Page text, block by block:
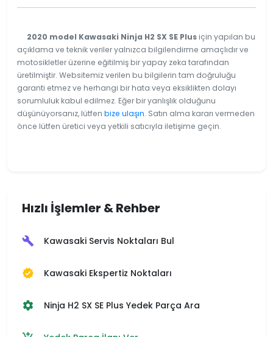
2020 model Kawasaki Ninja H2 SX SE Plus için yapılan bu
açıklama ve teknik veriler yalnızca bilgilendirme amaçlıdır ve
motosikletler üzerine eğitilmiş bir yapay zeka tarafından
üretilmiştir. Websitemiz verilen bu bilgilerin tam doğruluğu
garanti etmez ve herhangi bir hata veya eksiklikten dolayı
sorumluluk kabul edilmez. Eğer bir yanlışlık olduğunu
düşünüyorsanız, lütfen bize ulaşın. Satın alma kararı vermeden
önce lütfen üretici veya yetkili satıcıyla iletişime geçin.
Hızlı İşlemler & Rehber
build Kawasaki Servis Noktaları Bul
verified Kawasaki Ekspertiz Noktaları
settings Ninja H2 SX SE Plus Yedek Parça Ara